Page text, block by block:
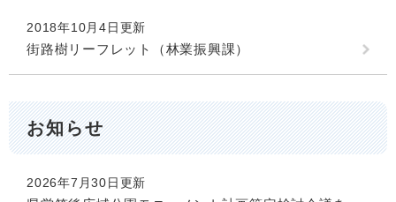
2018年10月4日更新
街路樹リーフレット（林業振興課）
お知らせ
2026年7月30日更新